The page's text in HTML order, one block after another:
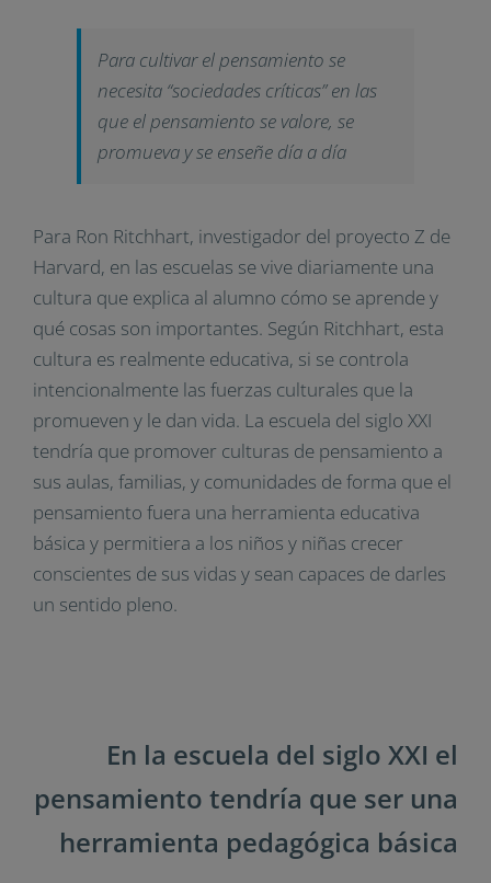
Para cultivar el pensamiento se
necesita “sociedades críticas” en las
que el pensamiento se valore, se
promueva y se enseñe día a día
Para Ron Ritchhart, investigador del proyecto Z de
Harvard, en las escuelas se vive diariamente una
cultura que explica al alumno cómo se aprende y
qué cosas son importantes. Según Ritchhart, esta
cultura es realmente educativa, si se controla
intencionalmente las fuerzas culturales que la
promueven y le dan vida. La escuela del siglo XXI
tendría que promover culturas de pensamiento a
sus aulas, familias, y comunidades de forma que el
pensamiento fuera una herramienta educativa
básica y permitiera a los niños y niñas crecer
conscientes de sus vidas y sean capaces de darles
un sentido pleno.
En la escuela del siglo XXI el
pensamiento tendría que ser una
herramienta pedagógica básica